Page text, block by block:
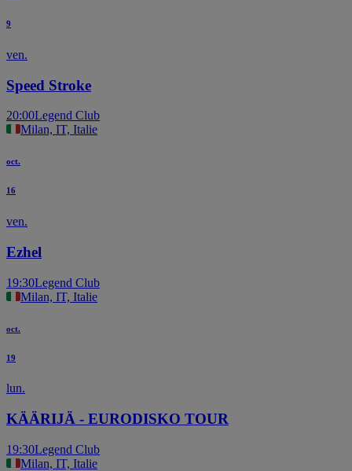
9
ven.
Speed Stroke
20:00Legend Club
Milan, IT, Italie
oct.
16
ven.
Ezhel
19:30Legend Club
Milan, IT, Italie
oct.
19
lun.
KÄÄRIJÄ - EURODISKO TOUR
19:30Legend Club
Milan, IT, Italie